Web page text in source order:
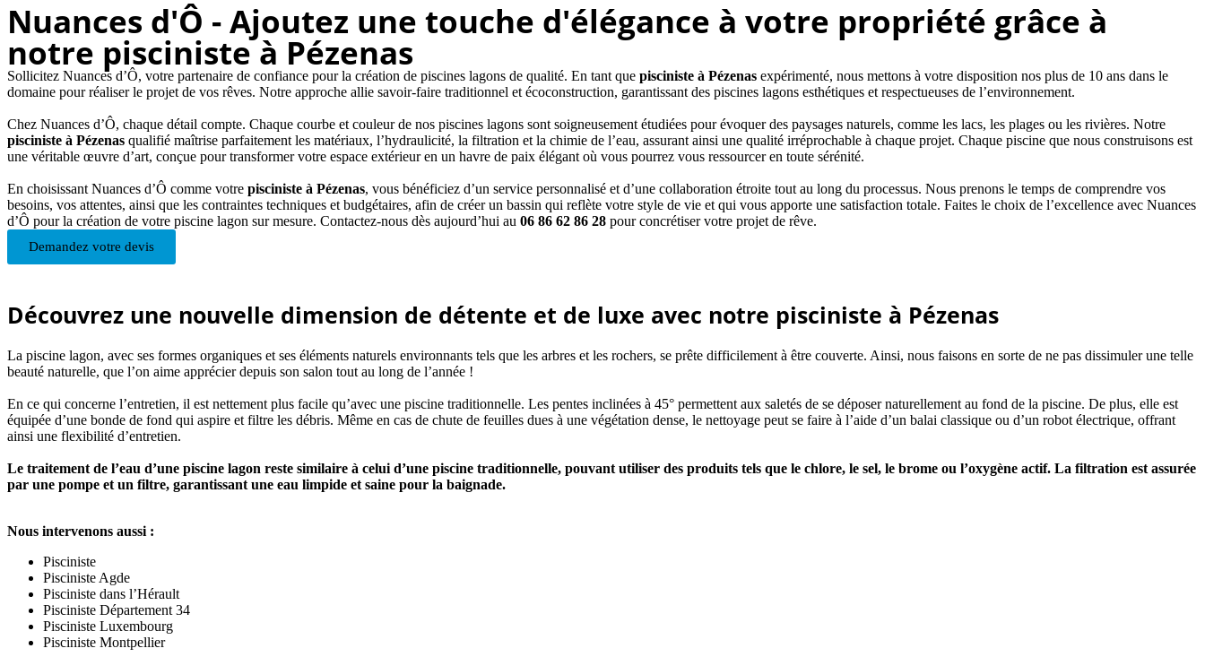
Nuances d'Ô - Ajoutez une touche d'élégance à votre propriété grâce à
notre pisciniste à Pézenas
Sollicitez Nuances d’Ô, votre partenaire de confiance pour la création de piscines lagons de qualité. En tant que pisciniste à Pézenas expérimenté, nous mettons à votre disposition nos plus de 10 ans dans le
domaine pour réaliser le projet de vos rêves. Notre approche allie savoir-faire traditionnel et écoconstruction, garantissant des piscines lagons esthétiques et respectueuses de l’environnement.
Chez Nuances d’Ô, chaque détail compte. Chaque courbe et couleur de nos piscines lagons sont soigneusement étudiées pour évoquer des paysages naturels, comme les lacs, les plages ou les rivières. Notre
pisciniste à Pézenas qualifié maîtrise parfaitement les matériaux, l’hydraulicité, la filtration et la chimie de l’eau, assurant ainsi une qualité irréprochable à chaque projet. Chaque piscine que nous construisons est
une véritable œuvre d’art, conçue pour transformer votre espace extérieur en un havre de paix élégant où vous pourrez vous ressourcer en toute sérénité.
En choisissant Nuances d’Ô comme votre pisciniste à Pézenas, vous bénéficiez d’un service personnalisé et d’une collaboration étroite tout au long du processus. Nous prenons le temps de comprendre vos
besoins, vos attentes, ainsi que les contraintes techniques et budgétaires, afin de créer un bassin qui reflète votre style de vie et qui vous apporte une satisfaction totale. Faites le choix de l’excellence avec Nuances
d’Ô pour la création de votre piscine lagon sur mesure. Contactez-nous dès aujourd’hui au 06 86 62 86 28 pour concrétiser votre projet de rêve.
Demandez votre devis
Découvrez une nouvelle dimension de détente et de luxe avec notre pisciniste à Pézenas
La piscine lagon, avec ses formes organiques et ses éléments naturels environnants tels que les arbres et les rochers, se prête difficilement à être couverte. Ainsi, nous faisons en sorte de ne pas dissimuler une telle
beauté naturelle, que l’on aime apprécier depuis son salon tout au long de l’année !
En ce qui concerne l’entretien, il est nettement plus facile qu’avec une piscine traditionnelle. Les pentes inclinées à 45° permettent aux saletés de se déposer naturellement au fond de la piscine. De plus, elle est
équipée d’une bonde de fond qui aspire et filtre les débris. Même en cas de chute de feuilles dues à une végétation dense, le nettoyage peut se faire à l’aide d’un balai classique ou d’un robot électrique, offrant
ainsi une flexibilité d’entretien.
Le traitement de l’eau d’une piscine lagon reste similaire à celui d’une piscine traditionnelle, pouvant utiliser des produits tels que le chlore, le sel, le brome ou l’oxygène actif. La filtration est assurée
par une pompe et un filtre, garantissant une eau limpide et saine pour la baignade.
Nous intervenons aussi :
Pisciniste
Pisciniste Agde
Pisciniste dans l’Hérault
Pisciniste Département 34
Pisciniste Luxembourg
Pisciniste Montpellier